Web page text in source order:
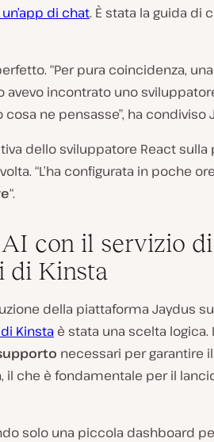
di chat. È stata la guida di
“Per pura coincidenza,
incontrato uno
ne pensasse”, ha condiviso
dello sviluppatore React
“L’ha configurata in poche
“.
AI con il servizio
di Kinsta
della piattaforma Jaydus
Kinsta è stata una scelta
necessari per garantire
il che è fondamentale per il
solo una piccola dashboard